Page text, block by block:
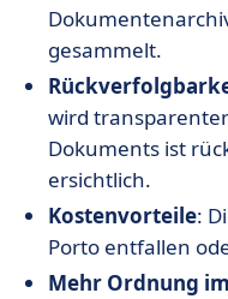
gesammelt.
wird
Dokuments ist
ersichtlich.
Kostenvorteile:
Porto entfallen
Mehr Ordnung